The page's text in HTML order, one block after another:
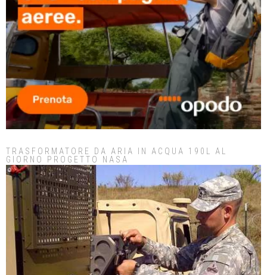
TRASFORMATORE DA ARIA IN ACQUA 190L AL
GIORNO PROGETTO NASA